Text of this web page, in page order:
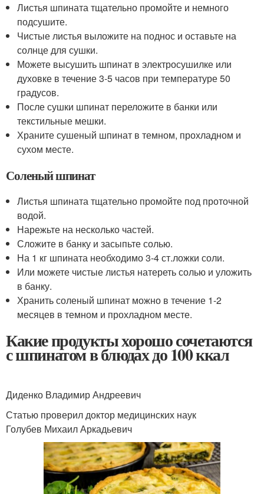
Листья шпината тщательно промойте и немного
подсушите.
Чистые листья выложите на поднос и оставьте на
солнце для сушки.
Можете высушить шпинат в электросушилке или
духовке в течение 3-5 часов при температуре 50
градусов.
После сушки шпинат переложите в банки или
текстильные мешки.
Храните сушеный шпинат в темном, прохладном и
сухом месте.
Соленый шпинат
Листья шпината тщательно промойте под проточной
водой.
Нарежьте на несколько частей.
Сложите в банку и засыпьте солью.
На 1 кг шпината необходимо 3-4 ст.ложки соли.
Или можете чистые листья натереть солью и уложить
в банку.
Хранить соленый шпинат можно в течение 1-2
месяцев в темном и прохладном месте.
Какие продукты хорошо сочетаются
с шпинатом в блюдах до 100 ккал
Диденко Владимир Андреевич
Статью проверил доктор медицинских наук
Голубев Михаил Аркадьевич